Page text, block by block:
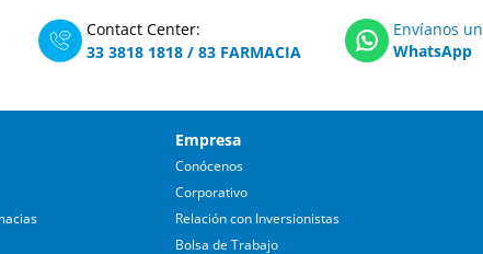
Contact Center:
33 3818 1818 / 83 FARMACIA
Envíanos un
WhatsApp
Empresa
Conócenos
Corporativo
Relación con Inversionistas
Bolsa de Trabajo